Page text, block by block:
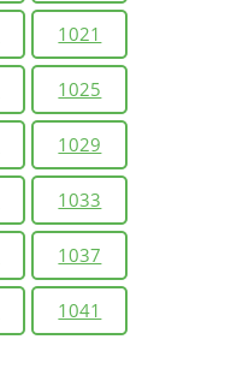
1021
1025
1029
1033
1037
1041